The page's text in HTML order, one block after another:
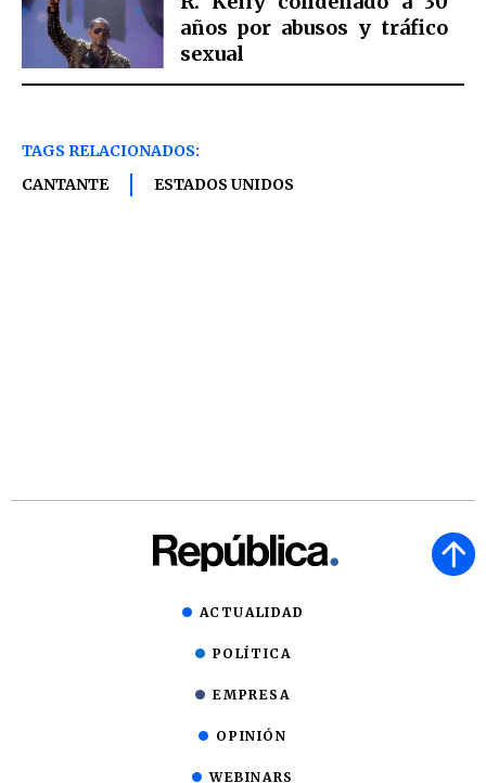
años por abusos y tráfico
sexual
TAGS RELACIONADOS:
CANTANTE
ESTADOS UNIDOS
ACTUALIDAD
POLÍTICA
EMPRESA
OPINIÓN
WEBINARS